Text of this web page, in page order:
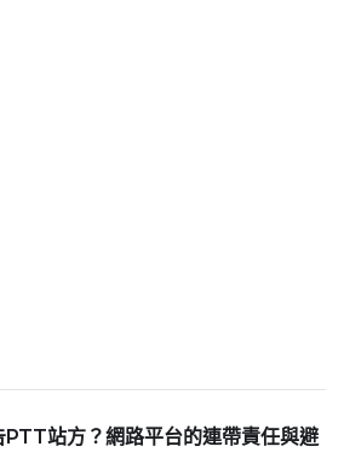
PTT站方？網路平台的連帶責任與避